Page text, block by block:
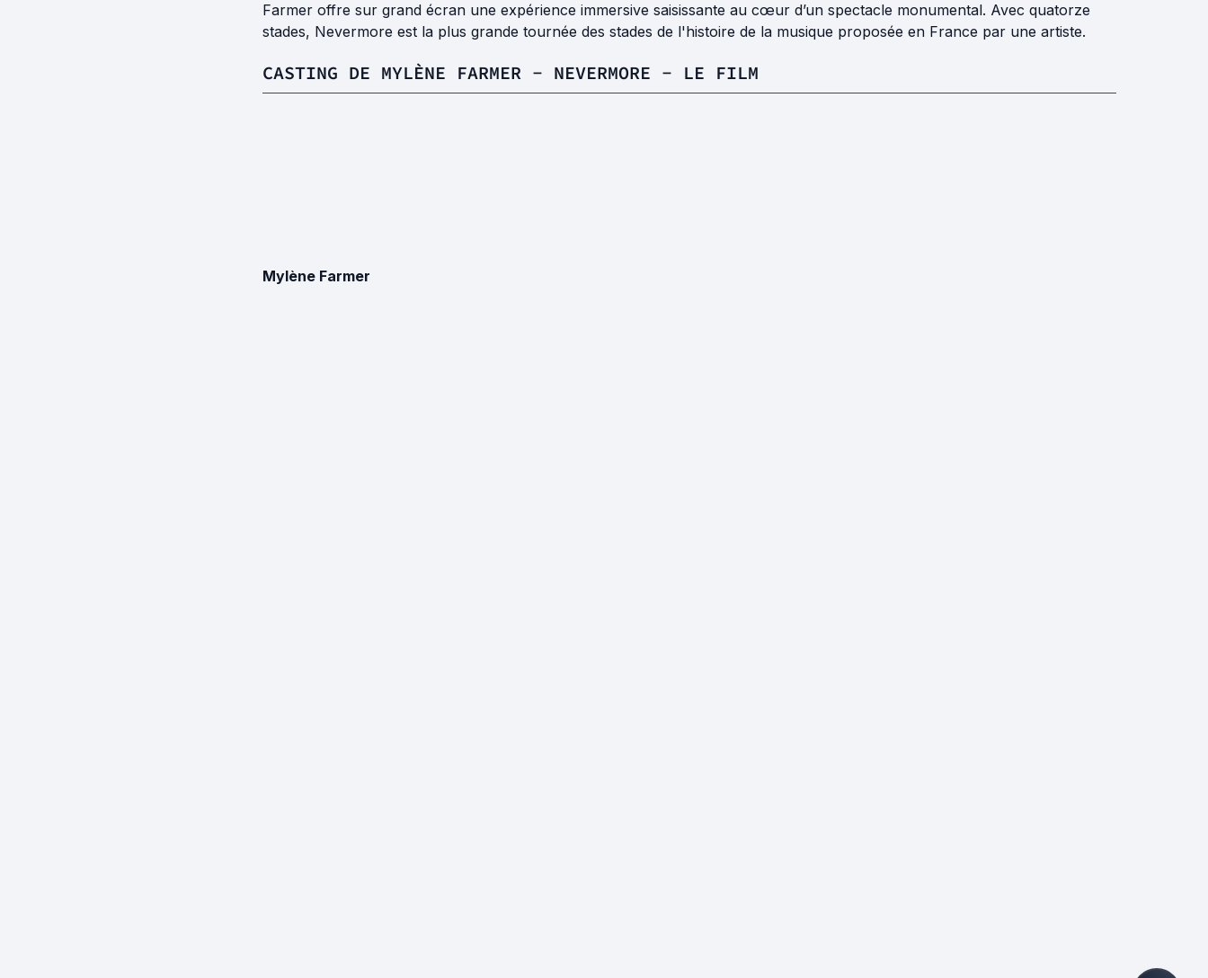
Farmer offre sur grand écran une expérience immersive saisissante au cœur d’un spectacle monumental. Avec quatorze
stades, Nevermore est la plus grande tournée des stades de l'histoire de la musique proposée en France par une artiste.
CASTING DE MYLÈNE FARMER - NEVERMORE - LE FILM
Mylène Farmer